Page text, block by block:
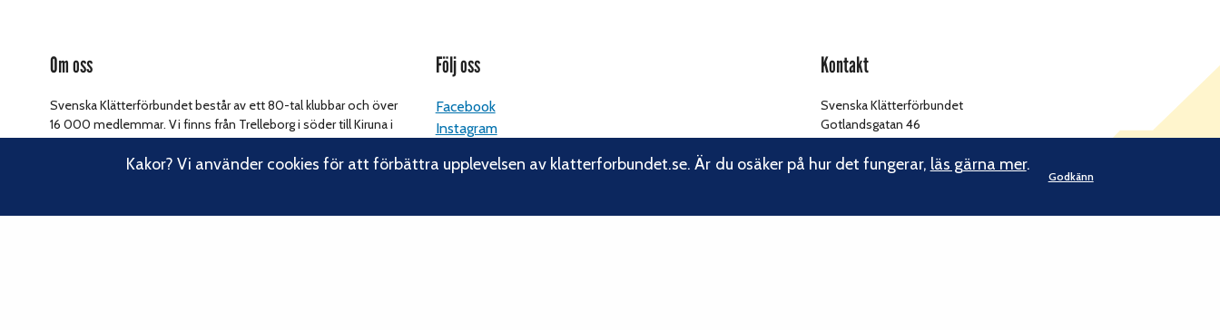
Om oss
Svenska Klätterförbundet består av ett 80-tal klubbar och över
16 000 medlemmar. Vi finns från Trelleborg i söder till Kiruna i
norr. Klättrarna i Sverige är dock betydligt fler och vi för din
talan, oavsett om du är medlem eller inte.Läs om vårt
Följ oss
Facebook
Instagram
Nyhetsbrev
Kontakt
Svenska Klätterförbundet
Gotlandsgatan 46
116 65 Stockholm
kansliet@klatterforbundet.rf.se
Kakor? Vi använder cookies för att förbättra upplevelsen av klatterforbundet.se. Är du osäker på hur det fungerar, läs gärna mer.
Godkänn